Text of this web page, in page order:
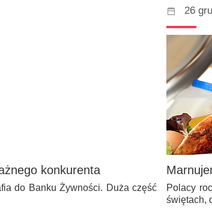
konkurenta
do Banku Żywności. Duża część
26
Polacy
świętach,